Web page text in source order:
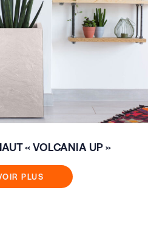
« VOLCANIA UP »
PLUS